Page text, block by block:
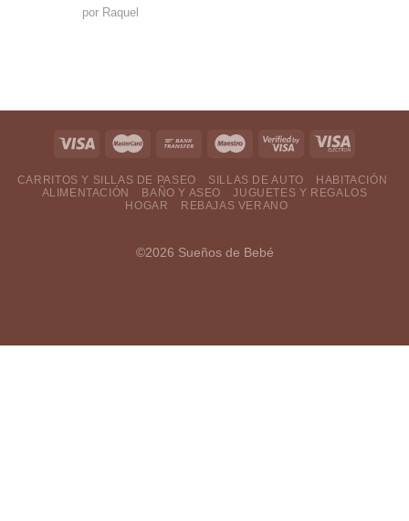
Valorado en
5
por Raquel
CARRITOS Y SILLAS DE PASEO SILLAS DE AUTO
HABITACIÓN
ALIMENTACIÓN
BAÑO Y ASEO
JUGUETES Y REGALOS
HOGAR
REBAJAS VERANO
©2026 Sueños de Bebé